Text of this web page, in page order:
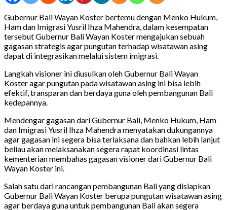
Gubernur Bali Wayan Koster bertemu dengan Menko Hukum,
Ham dan Imigrasi Yusril Ihza Mahendra, dalam kesempatan
tersebut Gubernur Bali Wayan Koster mengajukan sebuah
gagasan strategis agar pungutan terhadap wisatawan asing
dapat di integrasikan melalui sistem imigrasi.
Langkah visioner ini diusulkan oleh Gubernur Bali Wayan
Koster agar pungutan pada wisatawan asing ini bisa lebih
efektif, transparan dan berdaya guna oleh pembangunan Bali
kedepannya.
Mendengar gagasan dari Gubernur Bali, Menko Hukum, Ham
dan Imigrasi Yusril Ihza Mahendra menyatakan dukungannya
agar gagasan ini segera bisa terlaksana dan bahkan lebih lanjut
beliau akan melaksanakan segera rapat koordinasi lintas
kementerian membahas gagasan visioner dari Gubernur Bali
Wayan Koster ini.
Salah satu dari rancangan pembangunan Bali yang disiapkan
Gubernur Bali Wayan Koster berupa pungutan wisatawan asing
agar berdaya guna untuk pembangunan Bali akan segera